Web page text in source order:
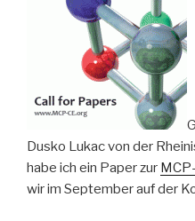
Dusko Lukac von der
habe ich ein Paper zur
wir im September auf der